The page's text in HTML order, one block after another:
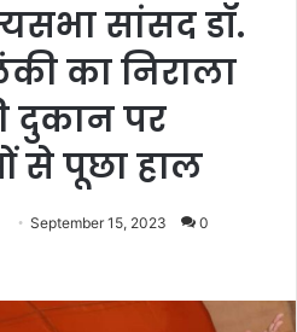
सांसद डॉ.
का निराला
दुकान पर
से पूछा हाल
September 15, 2023 0